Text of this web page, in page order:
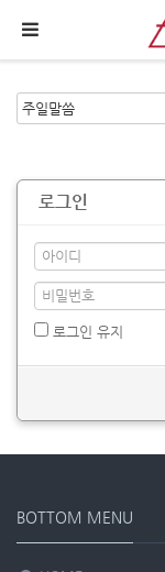
로그인
로그인 유지
BOTTOM MENU